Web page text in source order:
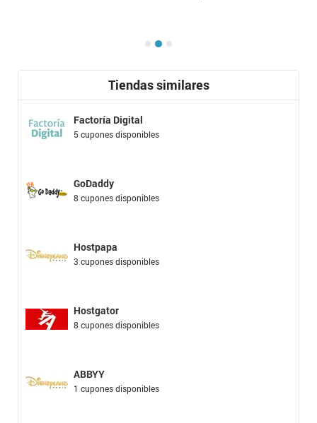
Tiendas similares
Factoría Digital
5 cupones disponibles
GoDaddy
8 cupones disponibles
Hostpapa
3 cupones disponibles
Hostgator
8 cupones disponibles
ABBYY
1 cupones disponibles